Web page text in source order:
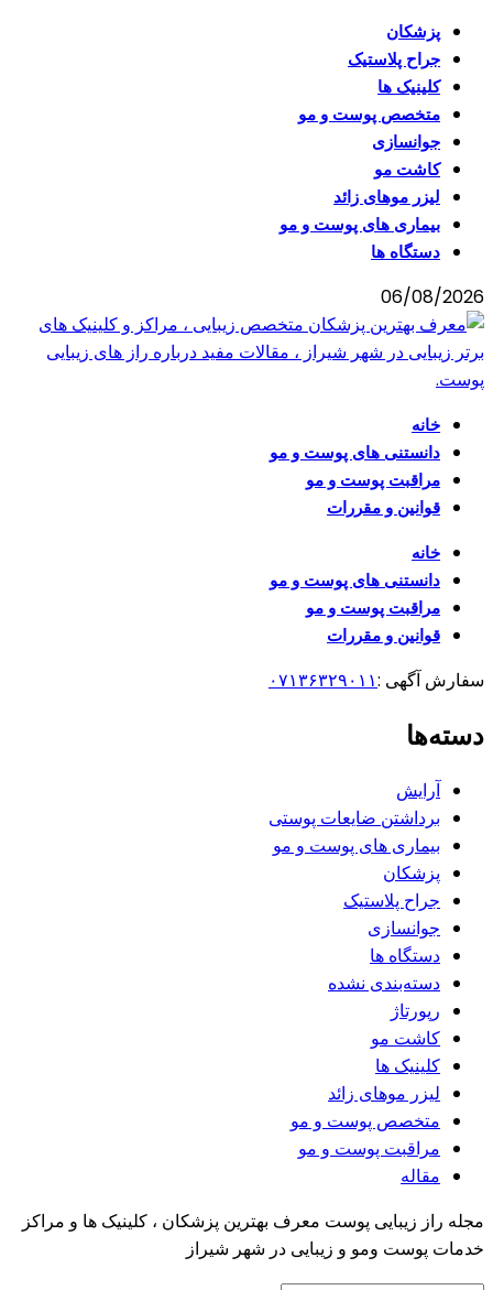
پزشکان
جراح پلاستیک
کلینیک ها
متخصص پوست و مو
جوانسازی
کاشت مو
لیزر موهای زائد
بیماری های پوست و مو
دستگاه ها
06/08/2026
خانه
دانستنی های پوست و مو
مراقبت پوست و مو
قوانین و مقررات
خانه
دانستنی های پوست و مو
مراقبت پوست و مو
قوانین و مقررات
سفارش آگهی :۰۷۱۳۶۳۲۹۰۱۱
دسته‌ها
آرایش
برداشتن ضایعات پوستی
بیماری های پوست و مو
پزشکان
جراح پلاستیک
جوانسازی
دستگاه ها
دسته‌بندی نشده
رپورتاژ
کاشت مو
کلینیک ها
لیزر موهای زائد
متخصص پوست و مو
مراقبت پوست و مو
مقاله
مجله راز زیبایی پوست معرف بهترین پزشکان ، کلینیک ها و مراکز
خدمات پوست ومو و زیبایی در شهر شیراز